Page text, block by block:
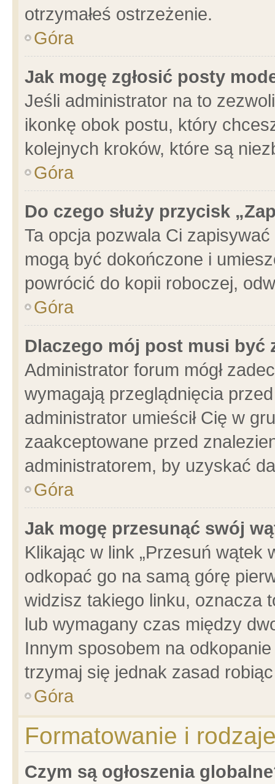
otrzymałeś ostrzeżenie.
Góra
Jak mogę zgłosić posty
Jeśli administrator na to
ikonkę obok postu, który
kolejnych kroków, które są
Góra
Do czego służy przycisk
Ta opcja pozwala Ci
mogą być dokończone i
powrócić do kopii roboczej,
Góra
Dlaczego mój post musi być
Administrator forum mógł
wymagają przeglądnięcia
administrator umieścił Cię w
zaakceptowane przed
administratorem, by uzyskać
Góra
Jak mogę przesunąć swój
Klikając w link „Przesuń wątek
odkopać go na samą górę
widzisz takiego linku, oznacza
lub wymagany czas między
Innym sposobem na
trzymaj się jednak zasad
Góra
Formatowanie i
Czym są ogłoszenia